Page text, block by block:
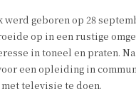
werd geboren op 28
op in een rustige
in toneel en praten.
een opleiding in
televisie te doen.